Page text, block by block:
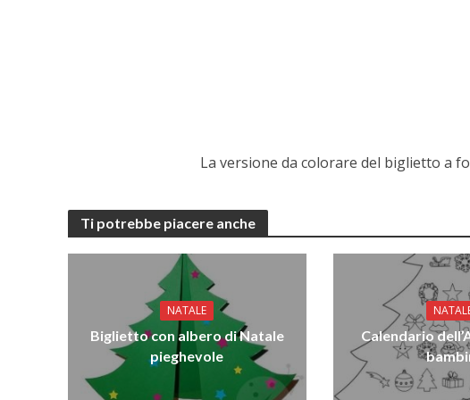
La versione da colorare del biglietto a
Ti potrebbe piacere anche
NATALE
Biglietto con albero di Natale
pieghevole
Calendario